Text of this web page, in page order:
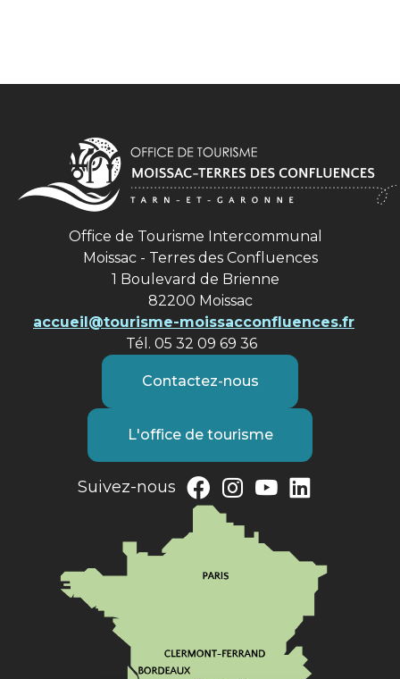
Office de Tourisme Intercommunal
Moissac - Terres des Confluences
1 Boulevard de Brienne
82200 Moissac
accueil@tourisme-moissacconfluences.fr
Tél. 05 32 09 69 36
Contactez-nous
L'office de tourisme
Suivez-nous